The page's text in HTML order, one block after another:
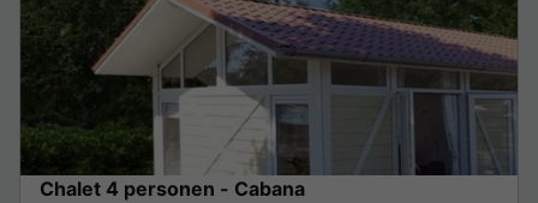
Chalet 4 personen - Cabana